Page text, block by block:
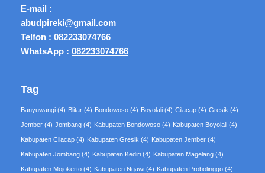
E-mail :
abudpireki@gmail.com
Telfon : 082233074766
WhatsApp : 082233074766
Tag
Banyuwangi (4) Blitar (4) Bondowoso (4) Boyolali (4) Cilacap (4) Gresik (4)
Jember (4) Jombang (4) Kabupaten Bondowoso (4) Kabupaten Boyolali (4)
Kabupaten Cilacap (4) Kabupaten Gresik (4) Kabupaten Jember (4)
Kabupaten Jombang (4) Kabupaten Kediri (4) Kabupaten Magelang (4)
Kabupaten Mojokerto (4) Kabupaten Ngawi (4) Kabupaten Probolinggo (4)